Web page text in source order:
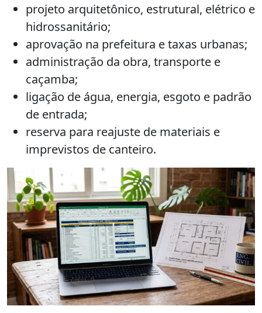
projeto arquitetônico, estrutural, elétrico e
hidrossanitário;
aprovação na prefeitura e taxas urbanas;
administração da obra, transporte e
caçamba;
ligação de água, energia, esgoto e padrão
de entrada;
reserva para reajuste de materiais e
imprevistos de canteiro.